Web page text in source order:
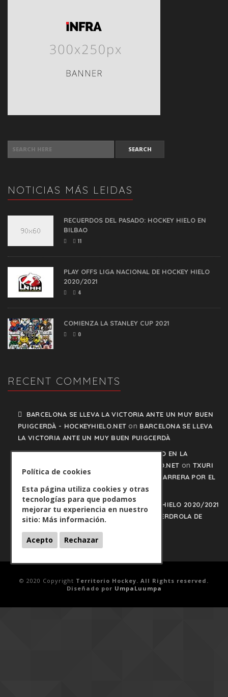
NOTICIAS MÁS LEIDAS
RECUERDOS DEL PASADO: HOCKEY HIELO EN
BILBAO
11
PLAY OFFS LIGA NACIONAL DE HOCKEY HIELO
2020/2021
4
COMIENZA LA STANLEY CUP 2021
0
RECENT COMMENTS
BARCELONA SE LLEVA LA VICTORIA ANTE UN MUY BUEN
PUIGCERDÀ - HOCKEYHIELO.NET on BARCELONA SE LLEVA
LA VICTORIA ANTE UN MUY BUEN PUIGCERDÀ
TXURI URDIN Y JACA NO PISAN EL FRENO EN LA
CARRERA POR EL LIDERATO - HOCKEYHIELO.NET on TXURI
URDIN Y JACA NO PISAN EL FRENO EN LA CARRERA POR EL
LIDERATO
PLAY OFFS LIGA IBERDROLA DE HOCKEY HIELO 2020/2021
- HOCKEYHIELO.NETonPLAY OFFS LIGA IBERDROLA DE
© 2020 Copyright Territorio Hockey. All Rights reserved.
Diseñado por UmpaLuumpa
Política de cookies
Esta página utiliza cookies y otras
tecnologías para que podamos
mejorar tu experiencia en nuestro
sitio: Más información.
Acepto Rechazar